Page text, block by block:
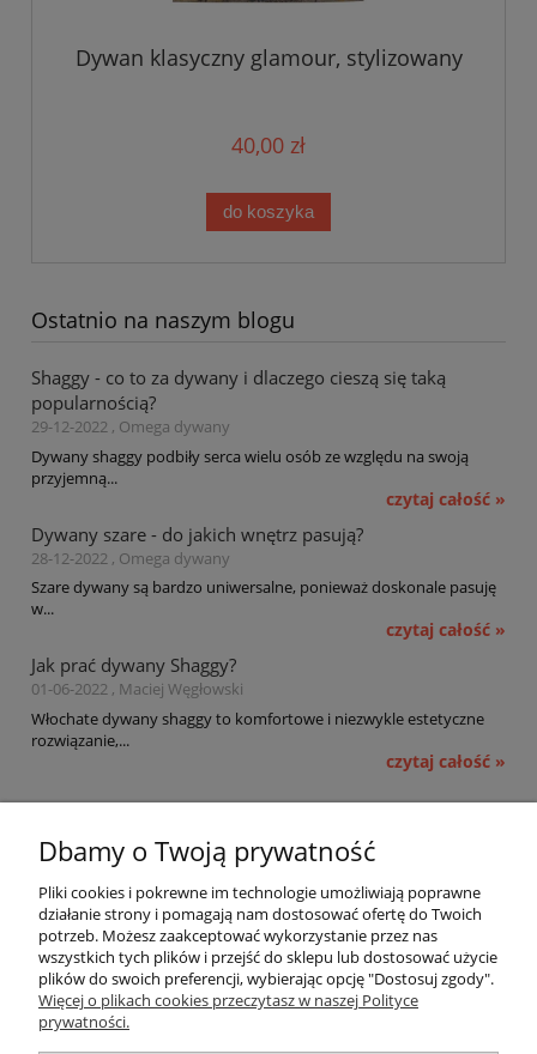
Dywan klasyczny glamour, stylizowany
40,00 zł
do koszyka
Ostatnio na naszym blogu
Shaggy - co to za dywany i dlaczego cieszą się taką
popularnością?
29-12-2022 , Omega dywany
Dywany shaggy podbiły serca wielu osób ze względu na swoją
przyjemną...
czytaj całość »
Dywany szare - do jakich wnętrz pasują?
28-12-2022 , Omega dywany
Szare dywany są bardzo uniwersalne, ponieważ doskonale pasuję
w...
czytaj całość »
Jak prać dywany Shaggy?
01-06-2022 , Maciej Węgłowski
Włochate dywany shaggy to komfortowe i niezwykle estetyczne
rozwiązanie,...
czytaj całość »
Płatności i dostawa
Informacje
Dbamy o Twoją prywatność
Pliki cookies i pokrewne im technologie umożliwiają poprawne
działanie strony i pomagają nam dostosować ofertę do Twoich
potrzeb. Możesz zaakceptować wykorzystanie przez nas
wszystkich tych plików i przejść do sklepu lub dostosować użycie
plików do swoich preferencji, wybierając opcję "Dostosuj zgody".
Więcej o plikach cookies przeczytasz w naszej Polityce
prywatności.